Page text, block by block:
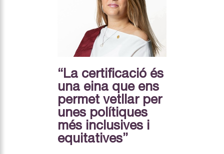
“La certificació és
una eina que ens
permet vetllar per
unes polítiques
més inclusives i
equitatives”